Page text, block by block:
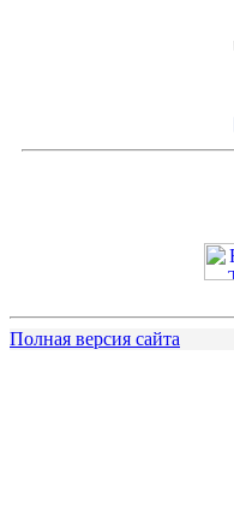
Полная версия сайта